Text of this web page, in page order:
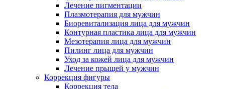
Лечение пигментации
Плазмотерапия для мужчин
Биоревитализация лица для мужчин
Контурная пластика лица для мужчин
Мезотерапия лица для мужчин
Пилинг лица для мужчин
Уход за кожей лица для мужчин
Лечение прыщей у мужчин
Коррекция фигуры
Коррекция тела